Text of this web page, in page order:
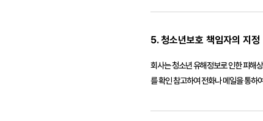
5. 청소년보호 책임자의 지정
회사는 청소년 유해정보로 인한 피해
를 확인 참고하여 전화나 메일을 통하